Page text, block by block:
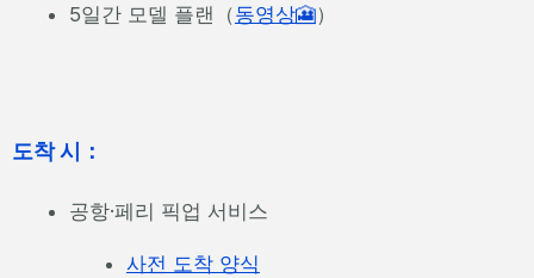
5일간 모델 플랜（동영상🎦）
도착 시：
공항·페리 픽업 서비스
사전 도착 양식